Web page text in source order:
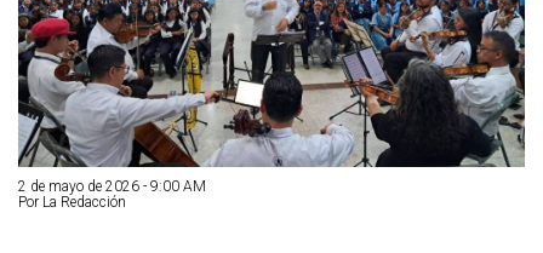
2 de mayo de 2026 - 9:00 AM
Por La Redacción